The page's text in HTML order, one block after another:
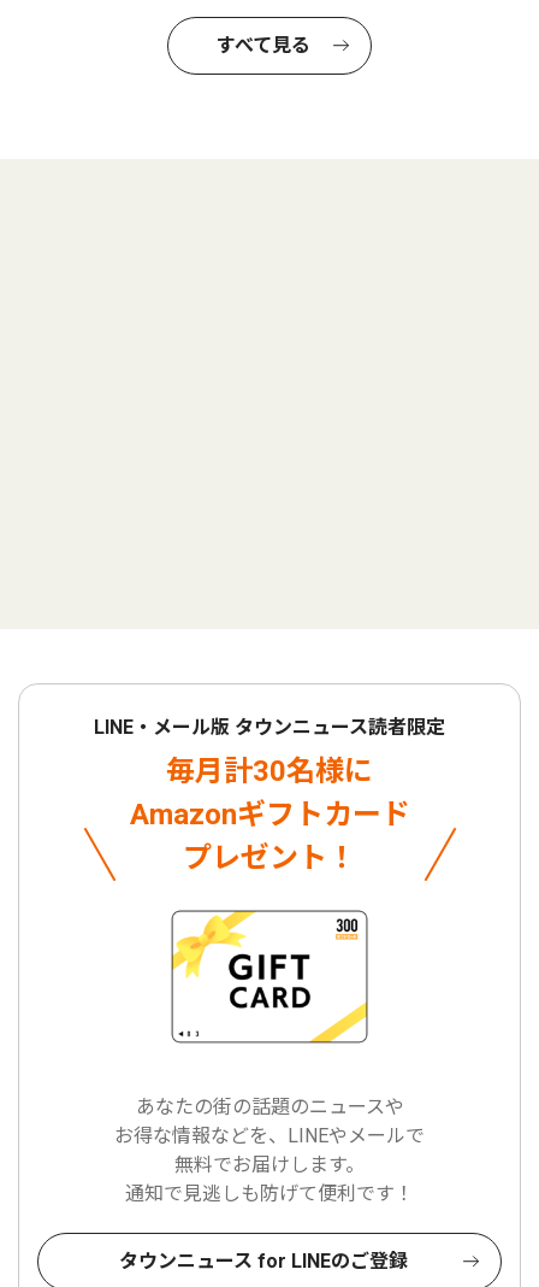
すべて見る
LINE・メール版 タウンニュース読者限定
毎月計30名様に
Amazonギフトカード
プレゼント！
あなたの街の話題のニュースや
お得な情報などを、LINEやメールで
無料でお届けします。
通知で見逃しも防げて便利です！
タウンニュース for LINEのご登録